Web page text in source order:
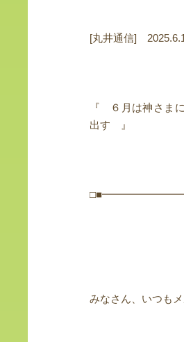
[丸井通信]
『 ６月は神さま
出す 』
みなさん、いつも